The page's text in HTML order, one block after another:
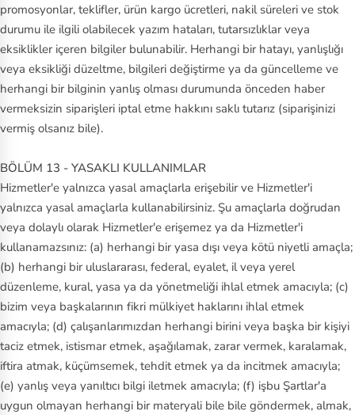
promosyonlar, teklifler, ürün kargo ücretleri, nakil süreleri ve stok
durumu ile ilgili olabilecek yazım hataları, tutarsızlıklar veya
eksiklikler içeren bilgiler bulunabilir. Herhangi bir hatayı, yanlışlığı
veya eksikliği düzeltme, bilgileri değiştirme ya da güncelleme ve
herhangi bir bilginin yanlış olması durumunda önceden haber
vermeksizin siparişleri iptal etme hakkını saklı tutarız (siparişinizi
vermiş olsanız bile).
BÖLÜM 13 - YASAKLI KULLANIMLAR
Hizmetler'e yalnızca yasal amaçlarla erişebilir ve Hizmetler'i
yalnızca yasal amaçlarla kullanabilirsiniz. Şu amaçlarla doğrudan
veya dolaylı olarak Hizmetler'e erişemez ya da Hizmetler'i
kullanamazsınız: (a) herhangi bir yasa dışı veya kötü niyetli amaçla;
(b) herhangi bir uluslararası, federal, eyalet, il veya yerel
düzenleme, kural, yasa ya da yönetmeliği ihlal etmek amacıyla; (c)
bizim veya başkalarının fikri mülkiyet haklarını ihlal etmek
amacıyla; (d) çalışanlarımızdan herhangi birini veya başka bir kişiyi
taciz etmek, istismar etmek, aşağılamak, zarar vermek, karalamak,
iftira atmak, küçümsemek, tehdit etmek ya da incitmek amacıyla;
(e) yanlış veya yanıltıcı bilgi iletmek amacıyla; (f) işbu Şartlar'a
uygun olmayan herhangi bir materyali bile bile göndermek, almak,